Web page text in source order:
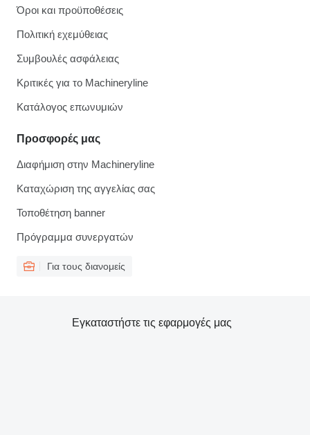
Όροι και προϋποθέσεις
Πολιτική εχεμύθειας
Συμβουλές ασφάλειας
Κριτικές για το Machineryline
Κατάλογος επωνυμιών
Προσφορές μας
Διαφήμιση στην Machineryline
Καταχώριση της αγγελίας σας
Τοποθέτηση banner
Πρόγραμμα συνεργατών
Για τους διανομείς
Εγκαταστήστε τις εφαρμογές μας